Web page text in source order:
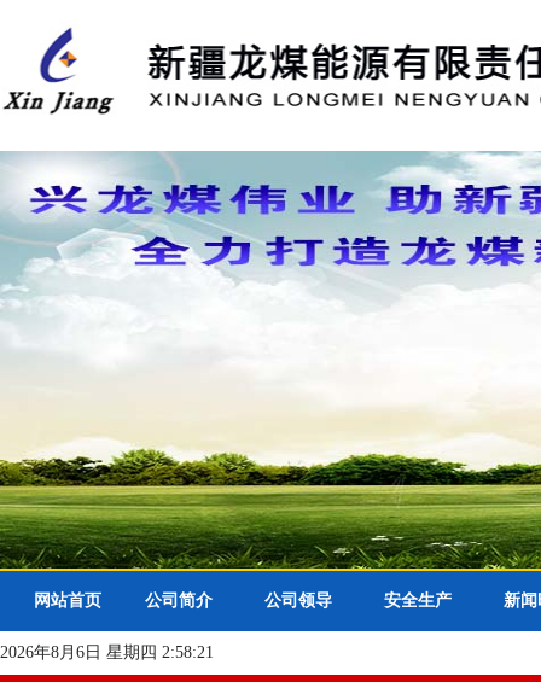
网站首页 公司简介 公司领导 安全生产 新
2026年8月6日 星期四 2:58:22